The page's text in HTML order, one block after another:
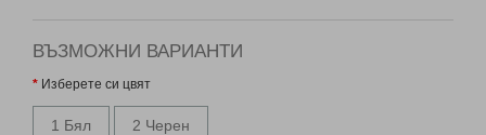
ВЪЗМОЖНИ ВАРИАНТИ
Изберете си цвят
1 Бял 2 Черен